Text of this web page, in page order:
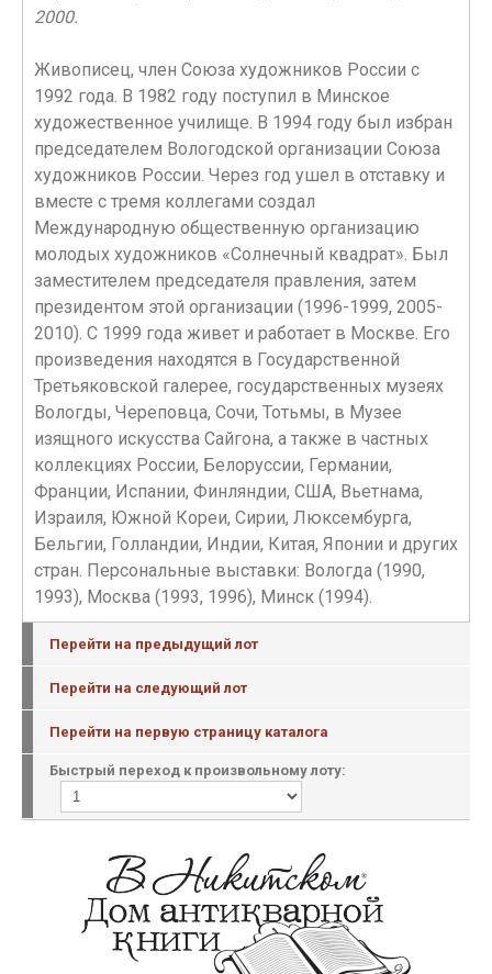
2000.
Живописец, член Союза художников России с
1992 года. В 1982 году поступил в Минское
художественное училище. В 1994 году был избран
председателем Вологодской организации Союза
художников России. Через год ушел в отставку и
вместе с тремя коллегами создал
Международную общественную организацию
молодых художников «Солнечный квадрат». Был
заместителем председателя правления, затем
президентом этой организации (1996-1999, 2005-
2010). С 1999 года живет и работает в Москве. Его
произведения находятся в Государственной
Третьяковской галерее, государственных музеях
Вологды, Череповца, Сочи, Тотьмы, в Музее
изящного искусства Сайгона, а также в частных
коллекциях России, Белоруссии, Германии,
Франции, Испании, Финляндии, США, Вьетнама,
Израиля, Южной Кореи, Сирии, Люксембурга,
Бельгии, Голландии, Индии, Китая, Японии и других
стран. Персональные выставки: Вологда (1990,
1993), Москва (1993, 1996), Минск (1994).
Перейти на предыдущий лот
Перейти на следующий лот
Перейти на первую страницу каталога
Быстрый переход к произвольному лоту: